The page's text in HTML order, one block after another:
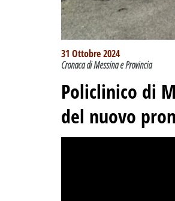
31 Ottobre 2024
Cronaca di Messina e Provincia
Policlinico di
del nuovo